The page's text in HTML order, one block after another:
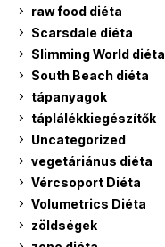
raw food diéta
Scarsdale diéta
Slimming World diéta
South Beach diéta
tápanyagok
táplálékkiegészítők
Uncategorized
vegetáriánus diéta
Vércsoport Diéta
Volumetrics Diéta
zöldségek